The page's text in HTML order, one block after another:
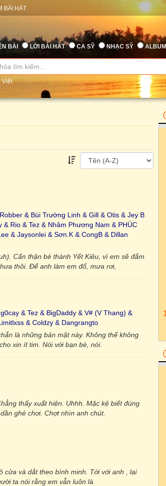
BÀI HÁT
BÀI LỜI BÀI HÁT CA SỸ NHẠC SỸ ALBUM
Việt
& Bùi Trường Linh & Gill & Otis & Jey B
Rio & Tez & Nhâm Phương Nam & PHÚC
& Jaysonlei & Sơn.K & CongB & Dillan
Cẩn thận bé thành Yết Kiêu, vì em sẽ đắm
thôi. Để anh làm em đổ, mưa rơi,
& Tez & BigDaddy & V# (V Thang) &
& Coldzy & Dangrangto
là những bản mặt này. Không thể không
xin ít tim. Nói với bạn bè, nói.
thấy xuất hiện. Uhhh. Mặc kệ biết đúng
ghé chơi. Chợt nhìn anh chút.
cửa và dắt theo bình minh. Tới với anh , lại
ta nói rằng em vẫn luôn là.